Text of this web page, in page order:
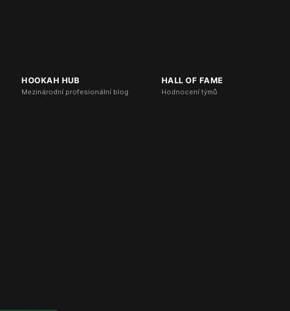
HOOKAH HUB
Mezinárodní profesionální blog
HALL OF FAME
Hodnocení týmů